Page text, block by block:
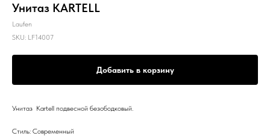
Унитаз KARTELL
Laufen
SKU: LF14007
Добавить в корзину
Унитаз Kartell подвесной безободковый.
Стиль: Современный